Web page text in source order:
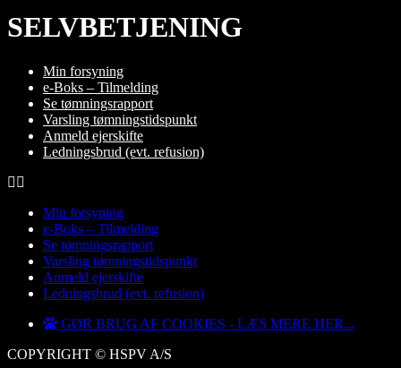
SELVBETJENING
Min forsyning
e-Boks – Tilmelding
Se tømningsrapport
Varsling tømningstidspunkt
Anmeld ejerskifte
Ledningsbrud (evt. refusion)
Min forsyning
e-Boks – Tilmelding
Se tømningsrapport
Varsling tømningstidspunkt
Anmeld ejerskifte
Ledningsbrud (evt. refusion)
GØR BRUG AF COOKIES - LÆS MERE HER...
COPYRIGHT © HSPV A/S